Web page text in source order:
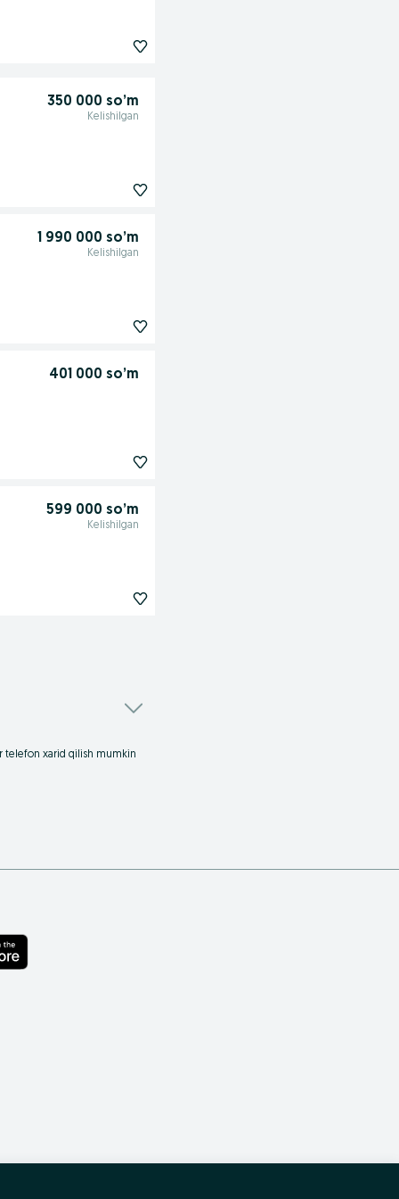
350 000 so’m
Kelishilgan
1 990 000 so’m
Kelishilgan
401 000 so’m
599 000 so’m
Kelishilgan
telefon xarid qilish mumkin